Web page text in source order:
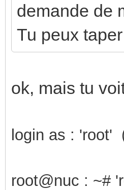
demande de
Tu peux
ok, mais tu
login as : 'root'
root@nuc : ~#